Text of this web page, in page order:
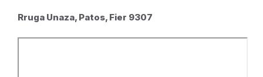
Rruga Unaza, Patos, Fier 9307